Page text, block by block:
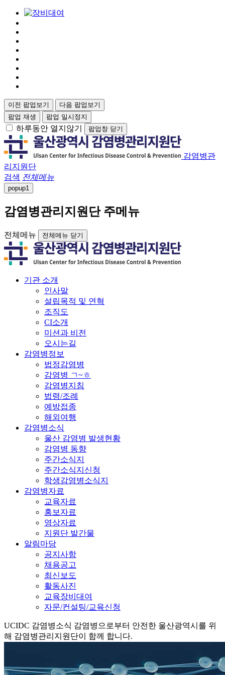
이전 팝업보기
다음 팝업보기
팝업 재생
팝업 일시정지
하루동안 열지않기 팝업창 닫기
감염병관
리지원단
검색 전체메뉴
popup1
감염병관리지원단 주메뉴
전체메뉴 전체메뉴 닫기
기관 소개
인사말
설립목적 및 연혁
조직도
CI소개
미션과 비전
오시는길
감염병정보
법정감염병
감염병 ㄱ~ㅎ
감염병지침
법령/조례
예방접종
해외여행
감염병소식
울산 감염병 발생현황
감염병 동향
주간소식지
주간소식지신청
학생감염병소식지
감염병자료
교육자료
홍보자료
영상자료
지원단 발간물
알림마당
공지사항
채용공고
최신보도
활동사진
교육장비대여
자문/컨설팅/교육신청
UCIDC 감염병소식 감염병으로부터 안전한 울산광역시를 위
해 감염병관리지원단이 함께 합니다.